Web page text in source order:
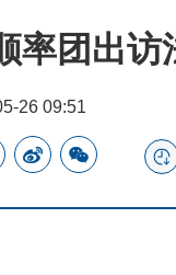
率团出访
26 09:51